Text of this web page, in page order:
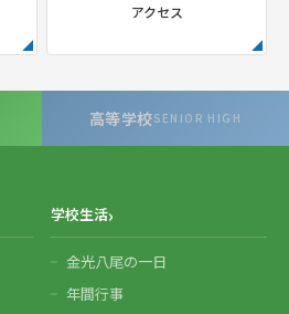
アクセス
高等学校SENIOR HIGH
学校生活
金光八尾の一日
年間行事